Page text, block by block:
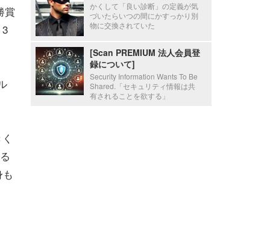
賞
かくして「良い診断」の定義が気
づいたらいつの間にかすっかり別
物に交換されていた
[Scan PREMIUM 法人会員登
録について]
Security Information Wants To Be
Shared.「セキュリティ情報は共
有されることを欲する」